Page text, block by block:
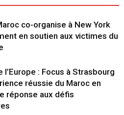
co-organise à New York
en soutien aux victimes du
l’Europe : Focus à Strasbourg
réussie du Maroc en
réponse aux défis